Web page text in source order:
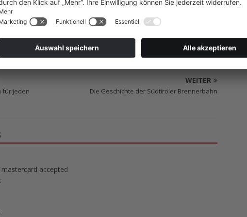
ein bezauberndes Bild der Alpenregion mit deren kristallklaren
die in einer Artenvielfalt in Südtirol vorkommt, ist nicht zu
eine Reise wert.
für jeden
WEITER
Die Geschichte der Südtiroler Brennerbahn
accepted